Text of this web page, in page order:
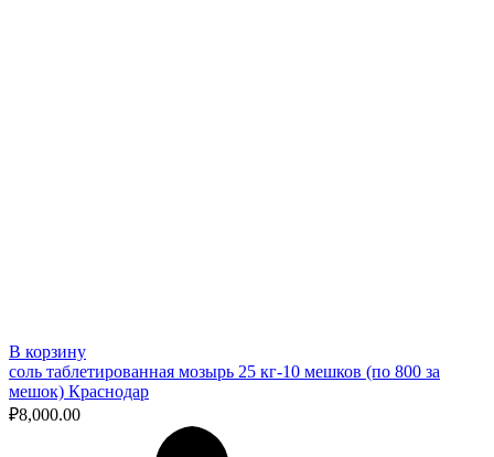
В корзину
соль таблетированная мозырь 25 кг-10 мешков (по 800 за
мешок) Краснодар
₽8,000.00